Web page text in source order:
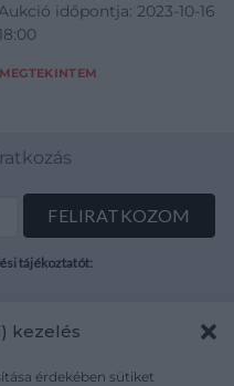
kezelés
érdekében sütiket
Aukció időpontja: 2023-10-16
MEGTEKINTEM
tájékoztatót:
Áraink
ÁSZF